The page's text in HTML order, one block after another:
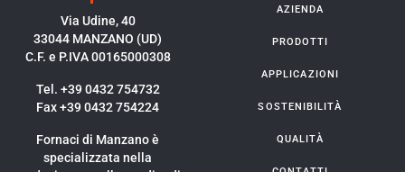
Via Udine, 40
33044 MANZANO (UD)
C.F. e P.IVA 00165000308
Tel. +39 0432 754732
Fax +39 0432 754224
Fornaci di Manzano è
specializzata nella
AZIENDA
PRODOTTI
APPLICAZIONI
SOSTENIBILITÀ
QUALITÀ